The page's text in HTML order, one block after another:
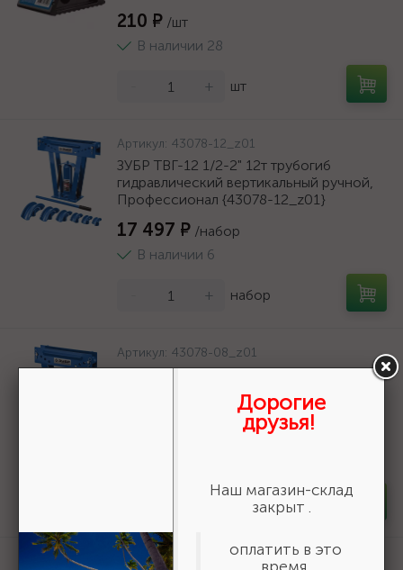
210 ₽ /шт
В наличии 28
+ шт
Артикул: 43078-12_z01
ЗУБР ТВГ-12 1/2-2" 12т трубогиб
гидравлический вертикальный ручной,
Профессионал {43078-12_z01}
17 497 ₽ /набор
В наличии 6
+ набор
Артикул: 43078-08_z01
ЗУБР ТВГ-8 1/2-1" 8т трубогиб
гидравлический вертикальный ручной,
Профессионал {43078-08_z01}
набор
Артикул:43065-6_z01
Дорогие
друзья!
Наш магазин-склад
закрыт .
оплатить в это